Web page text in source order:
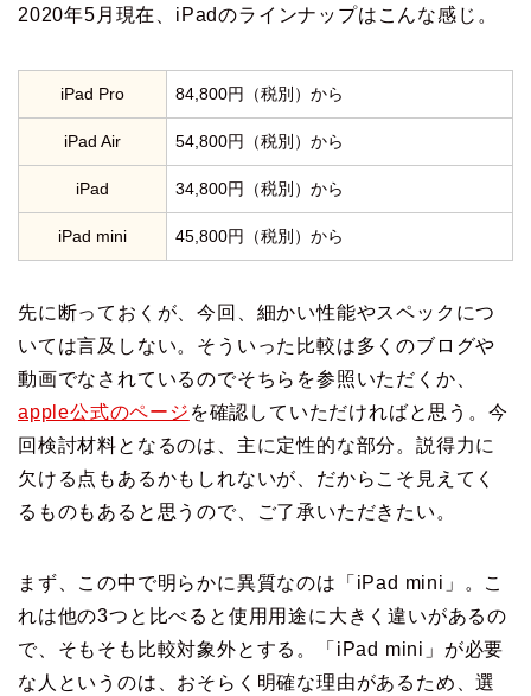
2020年5月現在、iPadのラインナップはこんな感じ。
iPad Pro 84,800円（税別）から
iPad Air 54,800円（税別）から
iPad 34,800円（税別）から
iPad mini 45,800円（税別）から
先に断っておくが、今回、細かい性能やスペックにつ
いては言及しない。そういった比較は多くのブログや
動画でなされているのでそちらを参照いただくか、
apple公式のページ を確認していただければと思う。今
回検討材料となるのは、主に定性的な部分。説得力に
欠ける点もあるかもしれないが、だからこそ見えてく
るものもあると思うので、ご了承いただきたい。
まず、この中で明らかに異質なのは「iPad mini」。こ
れは他の3つと比べると使用用途に大きく違いがあるの
で、そもそも比較対象外とする。「iPad mini」が必要
な人というのは、おそらく明確な理由があるため、選